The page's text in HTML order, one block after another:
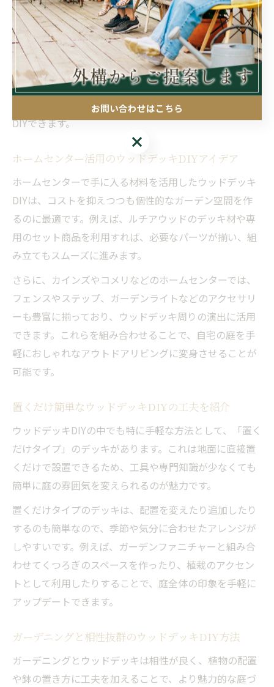
切です。
注意点としては、木材の取り扱いや組み立て時の安全対
策を徹底すること、また設置後は定期的に掃除や防腐処
理を行うことが挙げられます。ルチアウッドは人工木に
近い特性で耐候性が高く、メンテナンス負担が軽減され
るため、初心者でも安心して長く使えるウッドデッキを
DIYできます。
ホームセンター活用のウッドデッキDIYアイデア
ホームセンターで手に入る材料を活用したウッドデッキ
DIYは、コストを抑えつつも個性的なガーデン空間を作
るのに最適です。例えば、ルチアウッドのデッキ材や専
用のセット商品を利用すれば、必要なパーツが揃い、組
み立てもスムーズに進みます。
さらに、カインズやコメリなどのホームセンターでは、
フェンスやステップ、ガーデンライトなどのアクセサリ
ーも豊富に揃っており、ウッドデッキ周りの演出に活用
できます。これらを組み合わせることで、自宅の庭を手
軽におしゃれなアウトドアリビングに変身させることが
可能です。
置くだけ簡単なウッドデッキDIYの工夫を紹介
ウッドデッキDIYの中でも特に手軽な方法として、「置く
だけタイプ」のデッキがあります。これは地面に直接置
くだけで設置できるため、工具や専門知識が少なくても
簡単に庭の雰囲気を変えられるのが魅力です。
置くだけタイプのデッキは、配置を変えたり追加したり
するのも簡単なので、季節や気分に合わせたアレンジが
しやすいです。例えば、ガーデンファニチャーと組み合
わせてくつろぎのスペースを作ったり、植栽のアクセン
トとして利用したりすることで、庭全体の印象を手軽に
アップデートできます。
ガーデニングと相性抜群のウッドデッキDIY方法
ガーデニングとウッドデッキは相性が良く、植物の配置
や鉢の置き方に工夫を加えることで、より魅力的な庭づ
お問い合わせはこちら
お問い合わせはこちら